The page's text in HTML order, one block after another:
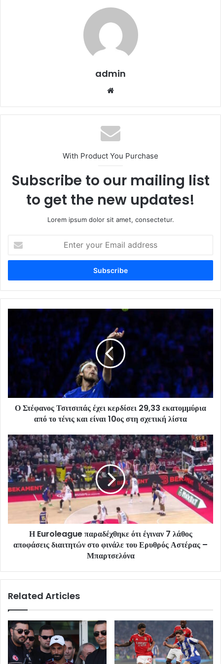
admin
With Product You Purchase
Subscribe to our mailing list
to get the new updates!
Lorem ipsum dolor sit amet, consectetur.
your
Email
Ο Στέφανος Τσιτσιπάς έχει κερδίσει 29,33 εκατομμύρια
από το τένις και είναι 10ος στη σχετική λίστα
Η Euroleague παραδέχθηκε ότι έγιναν 7 λάθος
αποφάσεις διαιτητών στο φινάλε του Ερυθρός Αστέρας –
Μπαρτσελόνα
Related Articles